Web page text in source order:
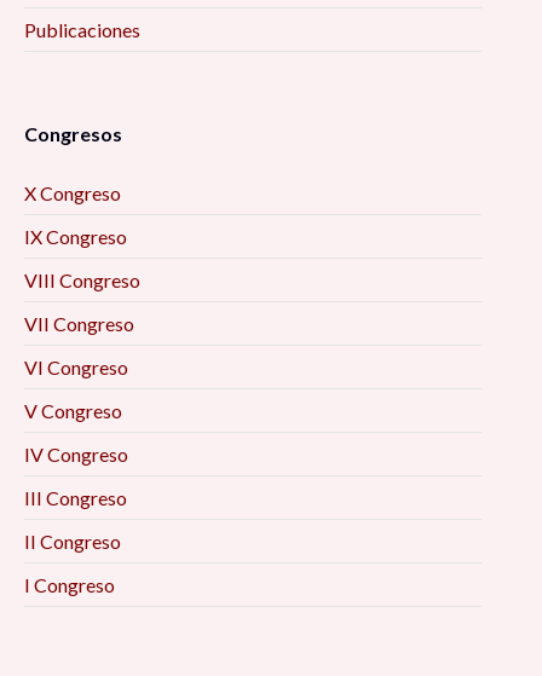
Publicaciones
Congresos
X Congreso
IX Congreso
VIII Congreso
VII Congreso
VI Congreso
V Congreso
IV Congreso
III Congreso
II Congreso
I Congreso